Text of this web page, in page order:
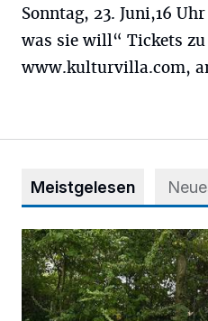
Sonntag, 23. Juni,16
was sie will“ Tickets zu
www.kulturvilla.com,
Meistgelesen
Aus Grau wird Haltung